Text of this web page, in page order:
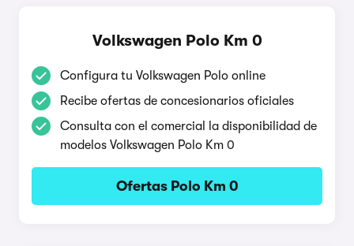
Volkswagen Polo Km 0
Configura tu Volkswagen Polo online
Recibe ofertas de concesionarios oficiales
Consulta con el comercial la disponibilidad de
modelos Volkswagen Polo Km 0
Ofertas Polo Km 0